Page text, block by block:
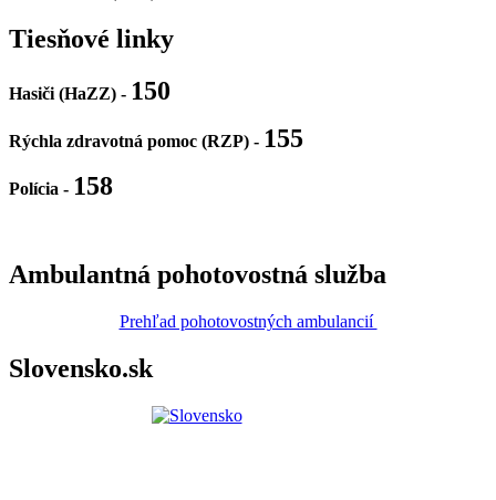
Tiesňové linky
Hasiči (HaZZ) - 150
Rýchla zdravotná pomoc (RZP) - 155
Polícia - 158
Ambulantná pohotovostná služba
Prehľad pohotovostných ambulancií
Slovensko.sk